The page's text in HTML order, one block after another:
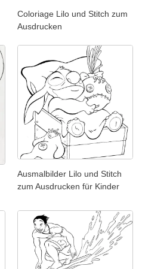
Coloriage Lilo und Stitch zum
Ausdrucken
Ausmalbilder Lilo und Stitch
zum Ausdrucken für Kinder